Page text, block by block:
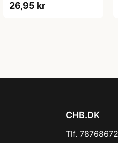
26,95 kr
CHB.DK
Tlf. 78768672